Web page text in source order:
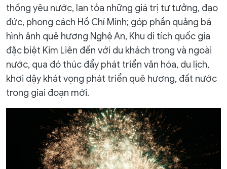
thống yêu nước, lan tỏa những giá trị tư tưởng, đạo
đức, phong cách Hồ Chí Minh; góp phần quảng bá
hình ảnh quê hương Nghệ An, Khu di tích quốc gia
đặc biệt Kim Liên đến với du khách trong và ngoài
nước, qua đó thúc đẩy phát triển văn hóa, du lịch,
khơi dậy khát vọng phát triển quê hương, đất nước
trong giai đoạn mới.